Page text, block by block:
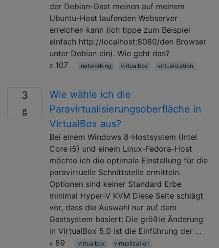
der Debian-Gast meinen auf meinem
Ubuntu-Host laufenden Webserver
erreichen kann (ich tippe zum Beispiel
einfach http://localhost:8080/den Browser
unter Debian ein). Wie geht das?
107
networking virtualbox virtualization
3
Wie wähle ich die
Paravirtualisierungsoberfläche in
VirtualBox aus?
Bei einem Windows 8-Hostsystem (Intel
Core i5) und einem Linux-Fedora-Host
möchte ich die optimale Einstellung für die
paravirtuelle Schnittstelle ermitteln.
Optionen sind keiner Standard Erbe
minimal Hyper-V KVM Diese Seite schlägt
vor, dass die Auswahl nur auf dem
Gastsystem basiert: Die größte Änderung
in VirtualBox 5.0 ist die Einführung der …
89
virtualbox virtualization